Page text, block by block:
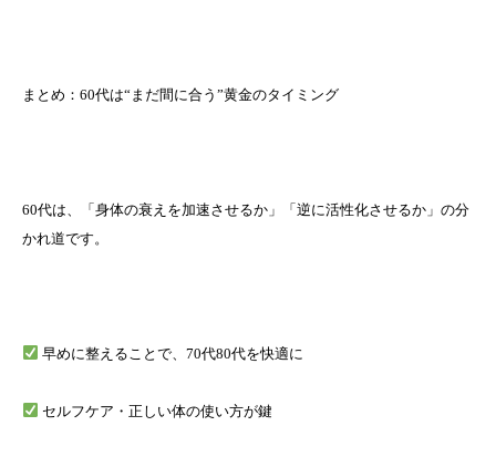
まとめ：60代は“まだ間に合う”黄金のタイミング
60代は、「身体の衰えを加速させるか」「逆に活性化させるか」の分
かれ道です。
早めに整えることで、70代80代を快適に
セルフケア・正しい体の使い方が鍵